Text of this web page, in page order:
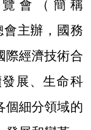
會（簡稱
會主辦，國務
際經濟技術合
展、生命科
個細分領域的